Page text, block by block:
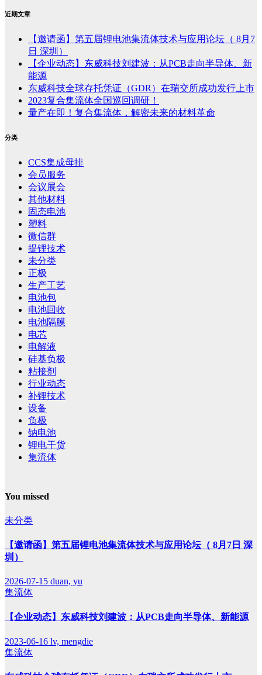
近期文章
【邀请函】第五届锂电池集流体技术与应用论坛（ 8月7
日 深圳）
【企业动态】东威科技刘建波：从PCB走向半导体、新
能源
东威科技全球存托凭证（GDR）在瑞交所成功发行上市
2023复合集流体全国巡回调研！
量产在即！复合集流体，解密未来的材料革命
分类
CCS集成母排
会员服务
会议展会
其他材料
固态电池
塑料
微信群
提锂技术
未分类
正极
生产工艺
电池包
电池回收
电池隔膜
电芯
电解液
硅基负极
粘接剂
行业动态
补锂技术
设备
负极
钠电池
锂电干货
集流体
You missed
未分类
【邀请函】第五届锂电池集流体技术与应用论坛（ 8月7日 深
圳）
2026-07-15 duan, yu
集流体
【企业动态】东威科技刘建波：从PCB走向半导体、新能源
2023-06-16 lv, mengdie
集流体